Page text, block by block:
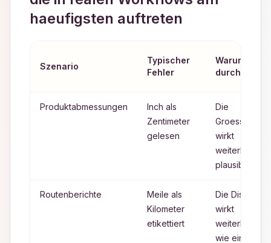
haeufigsten auftreten
Szenario
Typischer
Fehler
Warum er
durchgeht
Produktabmessungen
Inch als
Zentimeter
gelesen
Die
Groesse
wirkt
weiterhin
plausibel
Routenberichte
Meile als
Kilometer
etikettiert
Die Distanz
wirkt
weiterhin
wie eine